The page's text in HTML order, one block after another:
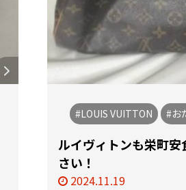
#LOUIS VUITTON #お
ルイヴィトンも栄町
さい！
2024.11.19